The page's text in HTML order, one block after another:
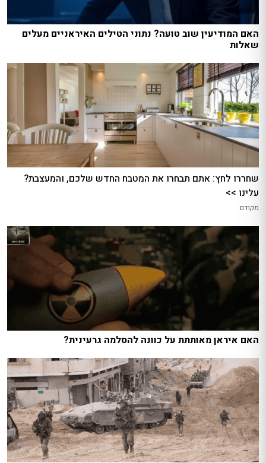
האם המודיעין שוב טועה? נתוני הטילים האיראניים מעלים
שאלות
שחררו לחץ: אתם תבחרו את המטבח החדש שלכם, והמעצבת?
עלינו >>
מקודם
האם איראן מאותתת על כוונה להסלמה גרעינית?